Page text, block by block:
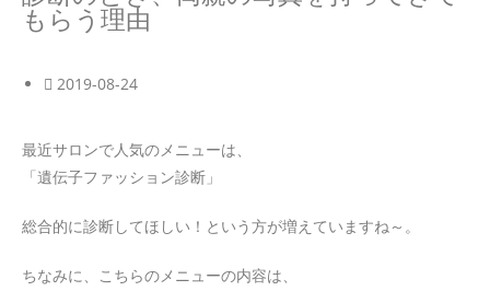
もらう理由
2019-08-24
最近サロンで人気のメニューは、
「遺伝子ファッション診断」
総合的に診断してほしい！という方が増えていますね～。
ちなみに、こちらのメニューの内容は、